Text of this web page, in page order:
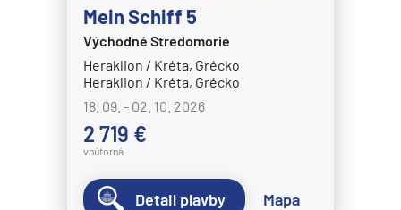
Mein Schiff 5
Východné Stredomorie
Heraklion / Kréta, Grécko
Heraklion / Kréta, Grécko
18. 09. - 02. 10. 2026
2 719 €
vnútorná
Detail plavby Mapa